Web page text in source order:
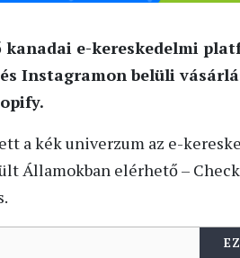
kanadai e-kereskedelmi
Instagramon belüli
a kék univerzum az e-
Államokban elérhető –